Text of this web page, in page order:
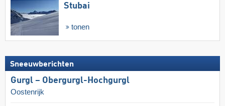
Stubai
tonen
Sneeuwberichten
Gurgl – Obergurgl-Hochgurgl
Oostenrijk